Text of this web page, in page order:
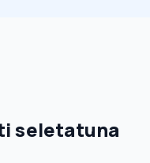
seletatuna